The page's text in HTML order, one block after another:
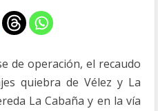
de operación, el recaudo
quiebra de Vélez y La
La Cabaña y en la vía